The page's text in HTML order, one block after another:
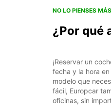
NO LO PIENSES MÁS
¿Por qué
¡Reservar un
fecha y la hora
modelo que
fácil, Europcar
oficinas, sin